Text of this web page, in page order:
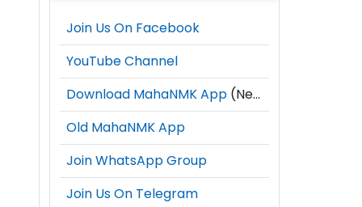
Join Us On Facebook
YouTube Channel
Download MahaNMK App (New)
Old MahaNMK App
Join WhatsApp Group
Join Us On Telegram